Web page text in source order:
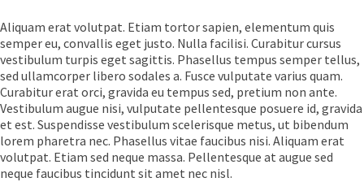
Aliquam erat volutpat. Etiam tortor sapien, elementum quis
semper eu, convallis eget justo. Nulla facilisi. Curabitur cursus
vestibulum turpis eget sagittis. Phasellus tempus semper tellus,
sed ullamcorper libero sodales a. Fusce vulputate varius quam.
Curabitur erat orci, gravida eu tempus sed, pretium non ante.
Vestibulum augue nisi, vulputate pellentesque posuere id, gravida
et est. Suspendisse vestibulum scelerisque metus, ut bibendum
lorem pharetra nec. Phasellus vitae faucibus nisi. Aliquam erat
volutpat. Etiam sed neque massa. Pellentesque at augue sed
neque faucibus tincidunt sit amet nec nisl.